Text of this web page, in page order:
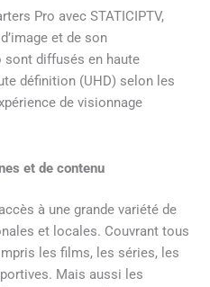
Pro avec STATICIPTV,
et de son
sont diffusés en haute
définition (UHD) selon les
de visionnage
et de contenu
à une grande variété de
et locales. Couvrant tous
les films, les séries, les
Mais aussi les